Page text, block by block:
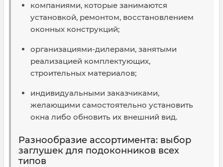
компаниями, которые занимаются
установкой, ремонтом, восстановлением
оконных конструкций;
организациями-дилерами, занятыми
реализацией комплектующих,
строительных материалов;
индивидуальными заказчиками,
желающими самостоятельно установить
окна либо обновить их внешний вид.
Разнообразие ассортимента: выбор
заглушек для подоконников всех
типов